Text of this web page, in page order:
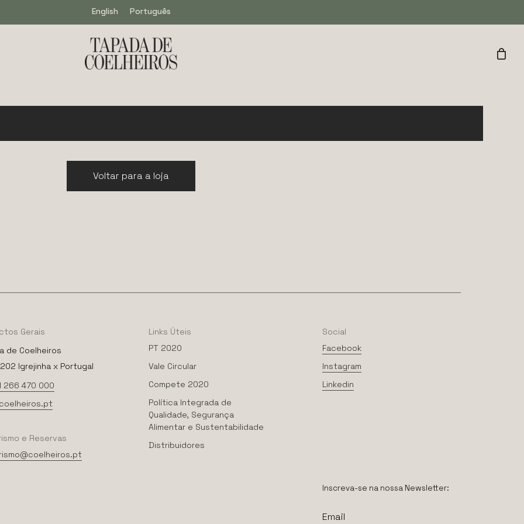
English Português
Voltar para a loja
Gerais
de Coelheiros
Igrejinha x Portugal
266 470 000
e Reservas
Links Úteis
PT 2020
Vale Circular
Compete 2020
Política Integrada de
Qualidade, Segurança
Alimentar e Sustentabilidade
Distribuidores
Social
Facebook
Instagram
Linkedin
Inscreva-se na nossa Newsletter: